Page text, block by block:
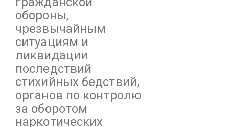
обороны,
чрезвычайным
ситуациям и
ликвидации
последствий
стихийных бедствий,
органов по контролю
за оборотом
наркотических